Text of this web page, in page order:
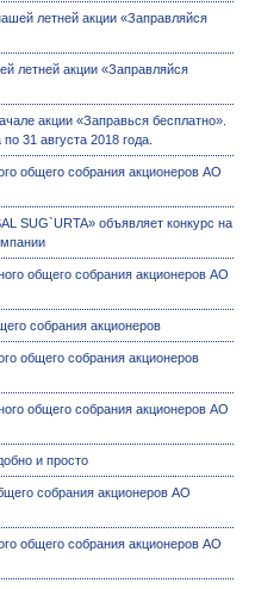
летней акции «Заправляйся
летней акции «Заправляйся
акции «Заправься бесплатно».
31 августа 2018 года.
общего собрания акционеров АО
SUG`URTA» объявляет конкурс на
общего собрания акционеров АО
собрания акционеров
общего собрания акционеров
общего собрания акционеров АО
и просто
собрания акционеров АО
общего собрания акционеров АО